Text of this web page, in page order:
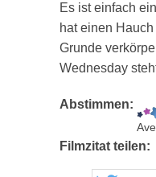
Es ist einfach
hat einen
Grunde
Wednesday
Abstimmen:
Filmzitat teilen: